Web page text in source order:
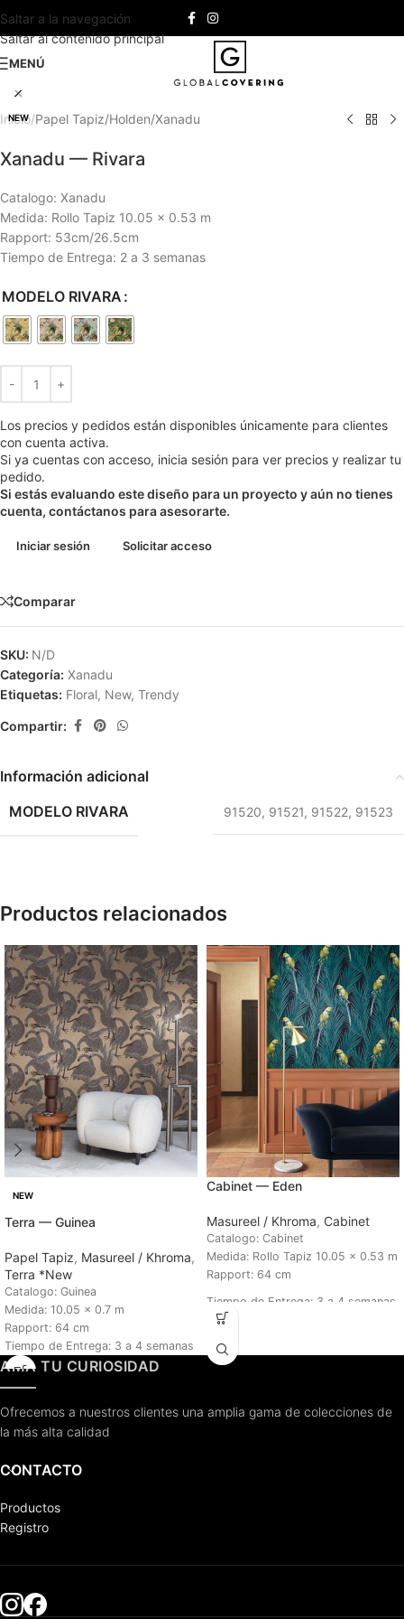
Saltar a la navegación
Saltar al contenido principal
MENÚ
NEW
Inicio/Papel Tapiz/Holden/Xanadu
Xanadu — Rivara
Catalogo: Xanadu
Medida: Rollo Tapiz 10.05 x 0.53 m
Rapport: 53cm/26.5cm
Tiempo de Entrega: 2 a 3 semanas
MODELO RIVARA
Los precios y pedidos están disponibles únicamente para clientes
con cuenta activa.
Si ya cuentas con acceso, inicia sesión para ver precios y realizar tu
pedido.
Si estás evaluando este diseño para un proyecto y aún no tienes
cuenta, contáctanos para asesorarte.
Iniciar sesión Solicitar acceso
Comparar
SKU: N/D
Categoría: Xanadu
Etiquetas: Floral, New, Trendy
Compartir:
Información adicional
MODELO RIVARA
91520, 91521, 91522, 91523
Productos relacionados
NEW
Terra — Guinea
Papel Tapiz, Masureel / Khroma,
Terra *New
Catalogo: Guinea
Medida: 10.05 x 0.7 m
Rapport: 64 cm
Tiempo de Entrega: 3 a 4 semanas
Cabinet — Eden
Masureel / Khroma, Cabinet
Catalogo: Cabinet
Medida: Rollo Tapiz 10.05 x 0.53 m
Rapport: 64 cm
Tiempo de Entrega: 3 a 4 semanas
AMA TU CURIOSIDAD
Ofrecemos a nuestros clientes una amplia gama de colecciones de
la más alta calidad
CONTACTO
Productos
Registro